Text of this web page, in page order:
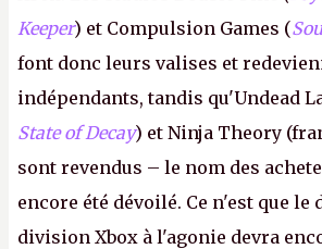
Keeper) et Compulsion Games (
font donc leurs valises et
indépendants, tandis qu'Undead
State of Decay) et Ninja Theory
sont revendus – le nom des
encore été dévoilé. Ce n'est que le
division Xbox à l'agonie devra